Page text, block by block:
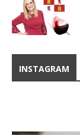
INSTAGRAM